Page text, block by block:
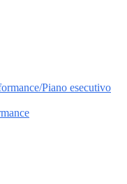
Piano esecutivo